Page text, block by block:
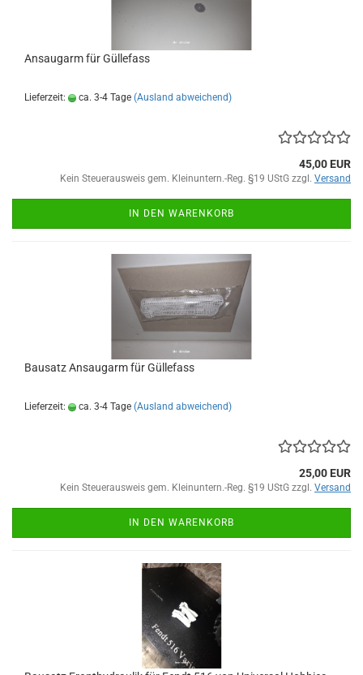
Ansaugarm für Güllefass
Lieferzeit: ca. 3-4 Tage (Ausland abweichend)
45,00 EUR
Kein Steuerausweis gem. Kleinuntern.-Reg. §19 UStG zzgl. Versand
IN DEN WARENKORB
Bausatz Ansaugarm für Güllefass
Lieferzeit: ca. 3-4 Tage (Ausland abweichend)
25,00 EUR
Kein Steuerausweis gem. Kleinuntern.-Reg. §19 UStG zzgl. Versand
IN DEN WARENKORB